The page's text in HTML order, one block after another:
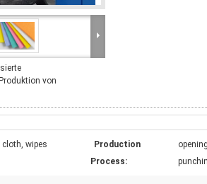
von
wipes
Production
Process: